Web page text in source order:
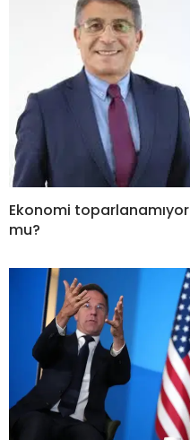
Ekonomi toparlanamıyor
mu?